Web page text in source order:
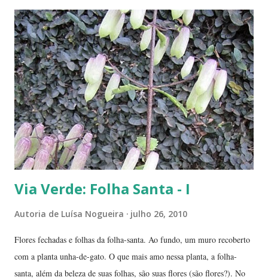
'compridinha' - que nessas alturas já estava do tamanho da
jabuticabeira. Foi aí que soubemos que tínhamos um pé de angico.
Eles nos disseram que de onde tinham plantado as mudas havia muito
angiqueiro. Alguma sementinha viajou junto. Pensamos mudá-lo para
outro lugar. Mas ele foi ficando. Quanto mais crescia, mais difícil seria
deslocá-lo. Hoje ele continua lá, coladinho ao pé de jabuticaba,
fazendo sombra para ...
Via Verde: Folha Santa - I
Autoria de Luísa Nogueira julho 26, 2010
Flores fechadas e folhas da folha-santa. Ao fundo, um muro recoberto
com a planta unha-de-gato. O que mais amo nessa planta, a folha-
santa, além da beleza de suas folhas, são suas flores (são flores?). No